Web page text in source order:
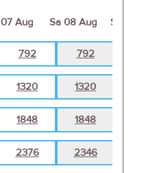
07 Aug Sa 08 Aug So
792 792
1320 1320
1848 1848
2376 2346